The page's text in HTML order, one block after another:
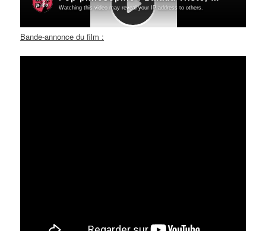
Bande-annonce du film :